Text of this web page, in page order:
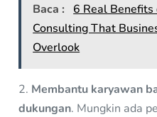
Baca :
6 Real
Consulting That
Overlook
2. Membantu karyawan
dukungan. Mungkin ada